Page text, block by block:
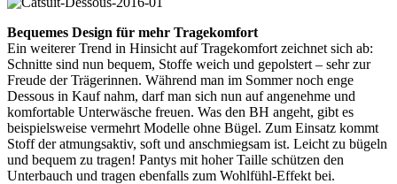
Bequemes Design für mehr Tragekomfort
Ein weiterer Trend in Hinsicht auf Tragekomfort zeichnet sich ab:
Schnitte sind nun bequem, Stoffe weich und gepolstert – sehr zur
Freude der Trägerinnen. Während man im Sommer noch enge
Dessous in Kauf nahm, darf man sich nun auf angenehme und
komfortable Unterwäsche freuen. Was den BH angeht, gibt es
beispielsweise vermehrt Modelle ohne Bügel. Zum Einsatz kommt
Stoff der atmungsaktiv, soft und anschmiegsam ist. Leicht zu bügeln
und bequem zu tragen! Pantys mit hoher Taille schützen den
Unterbauch und tragen ebenfalls zum Wohlfühl-Effekt bei.